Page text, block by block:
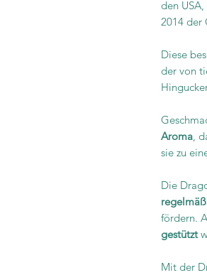
den
2014 der
Diese
der von
Aroma ,
sie zu
Die
fördern.
gestützt
Mit der